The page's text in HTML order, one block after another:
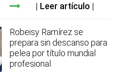
Leer artículo
Robeisy Ramírez se
prepara sin descanso para
pelea por título mundial
profesional